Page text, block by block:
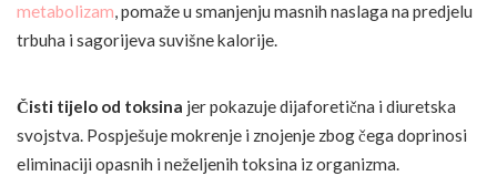
metabolizam, pomaže u smanjenju masnih naslaga na predjelu
trbuha i sagorijeva suvišne kalorije.
Čisti tijelo od toksina jer pokazuje dijaforetična i diuretska
svojstva. Pospješuje mokrenje i znojenje zbog čega doprinosi
eliminaciji opasnih i neželjenih toksina iz organizma.